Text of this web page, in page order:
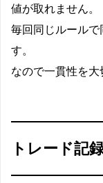
値が取れません。
毎回同じルールで
す。
なので一貫性を大
トレード記